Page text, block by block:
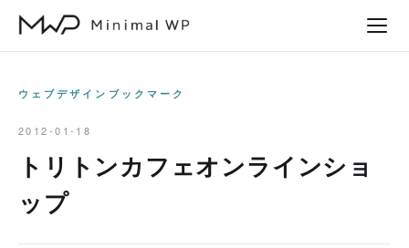
ウェブデザインブックマーク
2012-01-18
トリトンカフェオンラインショ
ップ